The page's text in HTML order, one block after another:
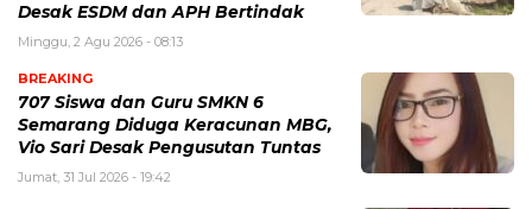
Desak ESDM dan APH Bertindak
Minggu, 2 Agu 2026 - 08:13
BREAKING
707 Siswa dan Guru SMKN 6
Semarang Diduga Keracunan MBG,
Vio Sari Desak Pengusutan Tuntas
Jumat, 31 Jul 2026 - 19:42